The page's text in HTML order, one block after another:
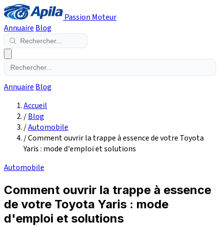
Passion Moteur
Annuaire Blog
Annuaire Blog
Accueil
/Blog
/Automobile
/Comment ouvrir la trappe à essence de votre Toyota
Yaris : mode d'emploi et solutions
Automobile
Comment ouvrir la trappe à essence
de votre Toyota Yaris : mode
d'emploi et solutions